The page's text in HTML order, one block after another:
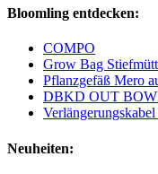
Bloomling entdecken:
COMPO
Grow Bag
Pflanzgefäß Mero
DBKD OUT
Neuheiten: